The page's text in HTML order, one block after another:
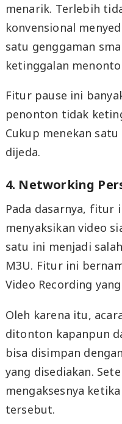
menarik. Terlebih
konvensional
satu genggaman
ketinggalan
Fitur pause ini
penonton tidak
Cukup menekan
dijeda.
4. Networking
Pada dasarnya, fitur
menyaksikan video
satu ini menjadi
M3U. Fitur ini
Video Recording
Oleh karena itu,
ditonton kapanpun
bisa disimpan
yang disediakan.
mengaksesnya
tersebut.